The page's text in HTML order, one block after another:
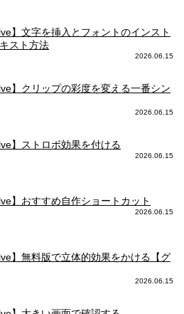
】文字を挿入とフォントのインスト
スト方法
2026.06.15
】クリップの彩度を変える一番シン
2026.06.15
】ストロボ効果を付ける
2026.06.15
】おすすめ自作ショートカット
2026.06.15
】無料版で立体的効果をかける【グ
2026.06.15